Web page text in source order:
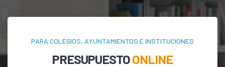
PARA COLEGIOS, AYUNTAMIENTOS E INSTITUCIONES
PRESUPUESTOONLINE